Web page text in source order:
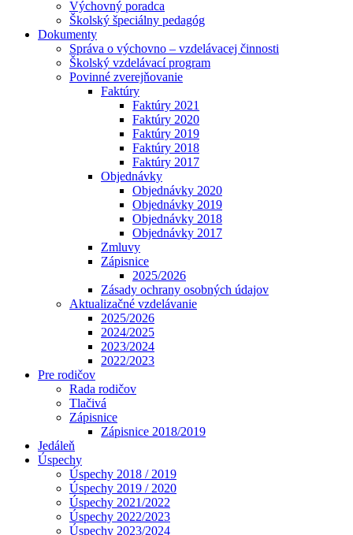
Výchovný poradca
Školský špeciálny pedagóg
Dokumenty
Správa o výchovno – vzdelávacej činnosti
Školský vzdelávací program
Povinné zverejňovanie
Faktúry
Faktúry 2021
Faktúry 2020
Faktúry 2019
Faktúry 2018
Faktúry 2017
Objednávky
Objednávky 2020
Objednávky 2019
Objednávky 2018
Objednávky 2017
Zmluvy
Zápisnice
2025/2026
Zásady ochrany osobných údajov
Aktualizačné vzdelávanie
2025/2026
2024/2025
2023/2024
2022/2023
Pre rodičov
Rada rodičov
Tlačivá
Zápisnice
Zápisnice 2018/2019
Jedáleň
Úspechy
Úspechy 2018 / 2019
Úspechy 2019 / 2020
Úspechy 2021/2022
Úspechy 2022/2023
Úspechy 2023/2024